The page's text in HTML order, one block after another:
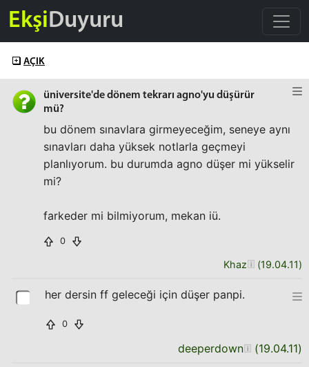
EkşiDuyuru
AÇIK
üniversite'de dönem tekrarı agno'yu düşürür
mü?
bu dönem sınavlara girmeyeceğim, seneye aynı
sınavları daha yüksek notlarla geçmeyi
planlıyorum. bu durumda agno düşer mi yükselir
mi?
farkeder mi bilmiyorum, mekan iü.
0
Khaz (19.04.11)
her dersin ff geleceği için düşer panpi.
0
deeperdown (19.04.11)